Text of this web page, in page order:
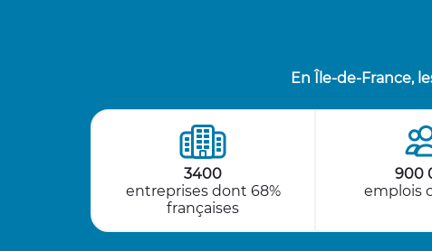
En Île-de-France,
3400
entreprises dont 68%
françaises
900
emplois